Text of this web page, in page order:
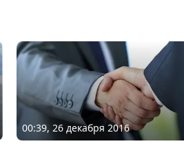
00:39, 26 декабря 2016